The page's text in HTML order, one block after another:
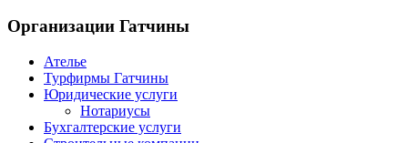
Организации Гатчины
Ателье
Турфирмы Гатчины
Юридические услуги
Нотариусы
Бухгалтерские услуги